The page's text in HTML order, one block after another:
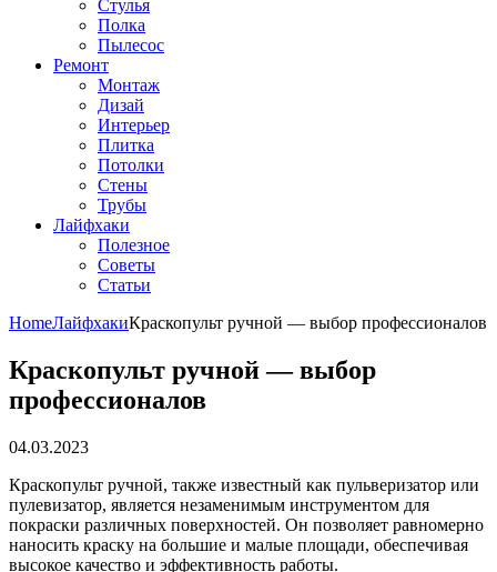
Стулья
Полка
Пылесос
Ремонт
Монтаж
Дизай
Интерьер
Плитка
Потолки
Стены
Трубы
Лайфхаки
Полезное
Советы
Статьи
HomeЛайфхакиКраскопульт ручной — выбор профессионалов
Краскопульт ручной — выбор
профессионалов
04.03.2023
Краскопульт ручной, также известный как пульверизатор или
пулевизатор, является незаменимым инструментом для
покраски различных поверхностей. Он позволяет равномерно
наносить краску на большие и малые площади, обеспечивая
высокое качество и эффективность работы.